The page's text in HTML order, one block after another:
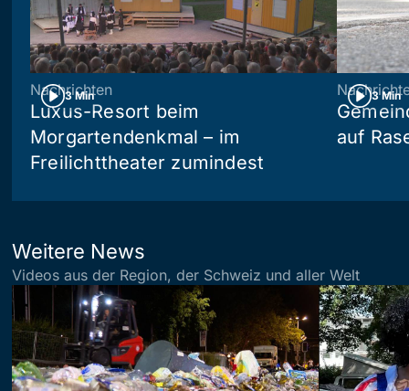
3 Min
Nachrichten
Luxus-Resort beim
Morgartendenkmal – im
Freilichttheater zumindest
3 Min
auf
Weitere News
Videos aus der Region, der Schweiz und aller Welt